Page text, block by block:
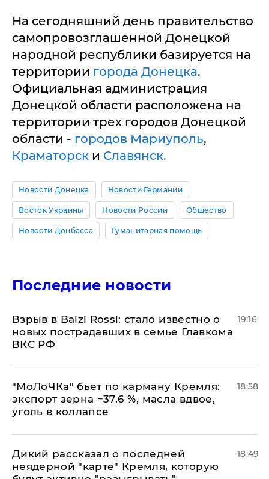
На сегодняшний день правительство
самопровозглашенной Донецкой
народной республики базируется на
территории города Донецка.
Официальная администрация
Донецкой области расположена на
территории трех городов Донецкой
области - городов Мариуполь,
Краматорск и Славянск.
Новости Донецка Новости Германии
Восток Украины Новости России Общество
Новости Донбасса Гуманитарная помощь
Последние новости
Взрыв в Balzi Rossi: стало известно о
новых пострадавших в семье Главкома
ВКС РФ
19:16
​"МоЛоЧКа" бьет по карману Кремля:
экспорт зерна −37,6 %, масла вдвое,
уголь в коллапсе
18:58
Дикий рассказал о последней
неядерной "карте" Кремля, которую
18:49